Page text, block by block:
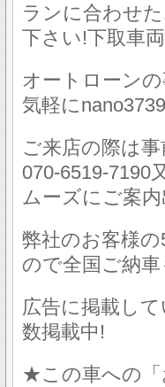
ランに合わせ
下さい!下取車
オートローン
気軽に
ご来店の際は
070-6519-7190
ムーズにご案
弊社のお客様
ので全国ご納
広告に掲載し
数掲載中!
★この車への「